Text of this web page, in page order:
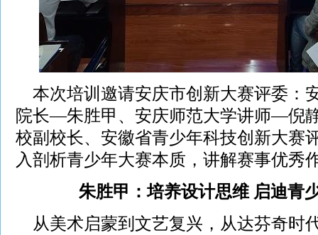
本次培训邀请安庆市创新大赛评委：
院长—朱胜甲、安庆师范大学讲师—倪
校副校长、安徽省青少年科技创新大赛
入剖析青少年大赛本质，讲解赛事优秀
朱胜甲：培养设计思维 启迪青
从美术启蒙到文艺复兴，从达芬奇时